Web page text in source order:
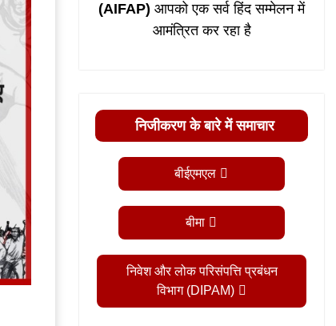
(AIFAP) आपको एक सर्व हिंद सम्मेलन में
आमंत्रित कर रहा है
निजीकरण के बारे में समाचार
बीईएमएल
बीमा
निवेश और लोक परिसंपत्ति प्रबंधन
विभाग (DIPAM)